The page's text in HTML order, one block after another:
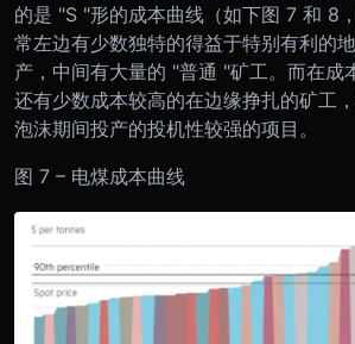
的是 "S "形的成本曲线（如下图 7 和 8
常左边有少数独特的得益于特别有利的
产，中间有大量的 "普通 "矿工。而在成
还有少数成本较高的在边缘挣扎的矿工
泡沫期间投产的投机性较强的项目。
图 7 – 电煤成本曲线